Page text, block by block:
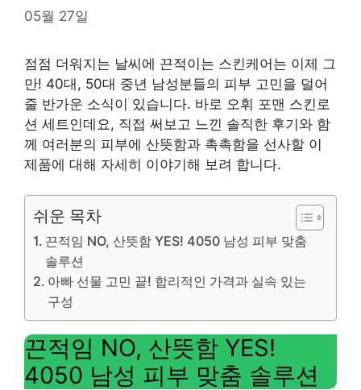
05월 27일
점점 더워지는 날씨에 끈적이는 스킨케어는 이제 그
만! 40대, 50대 중년 남성분들의 피부 고민을 덜어
줄 반가운 소식이 있습니다. 바로 오휘 포맨 스킨로
션 세트인데요, 직접 써보고 느낀 솔직한 후기와 함
께 여러분의 피부에 산뜻함과 촉촉함을 선사할 이
제품에 대해 자세히 이야기해 보려 합니다.
쉬운 목차
끈적임 NO, 산뜻함 YES! 4050 남성 피부 맞춤
솔루션
아빠 선물 고민 끝! 합리적인 가격과 실속 있는
구성
끈적임 NO, 산뜻함 YES!
4050 남성 피부 맞춤 솔루션